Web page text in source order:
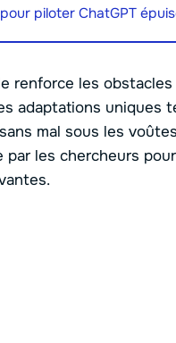
piloter ChatGPT
renforce les
adaptations uniques
mal sous les
les chercheurs